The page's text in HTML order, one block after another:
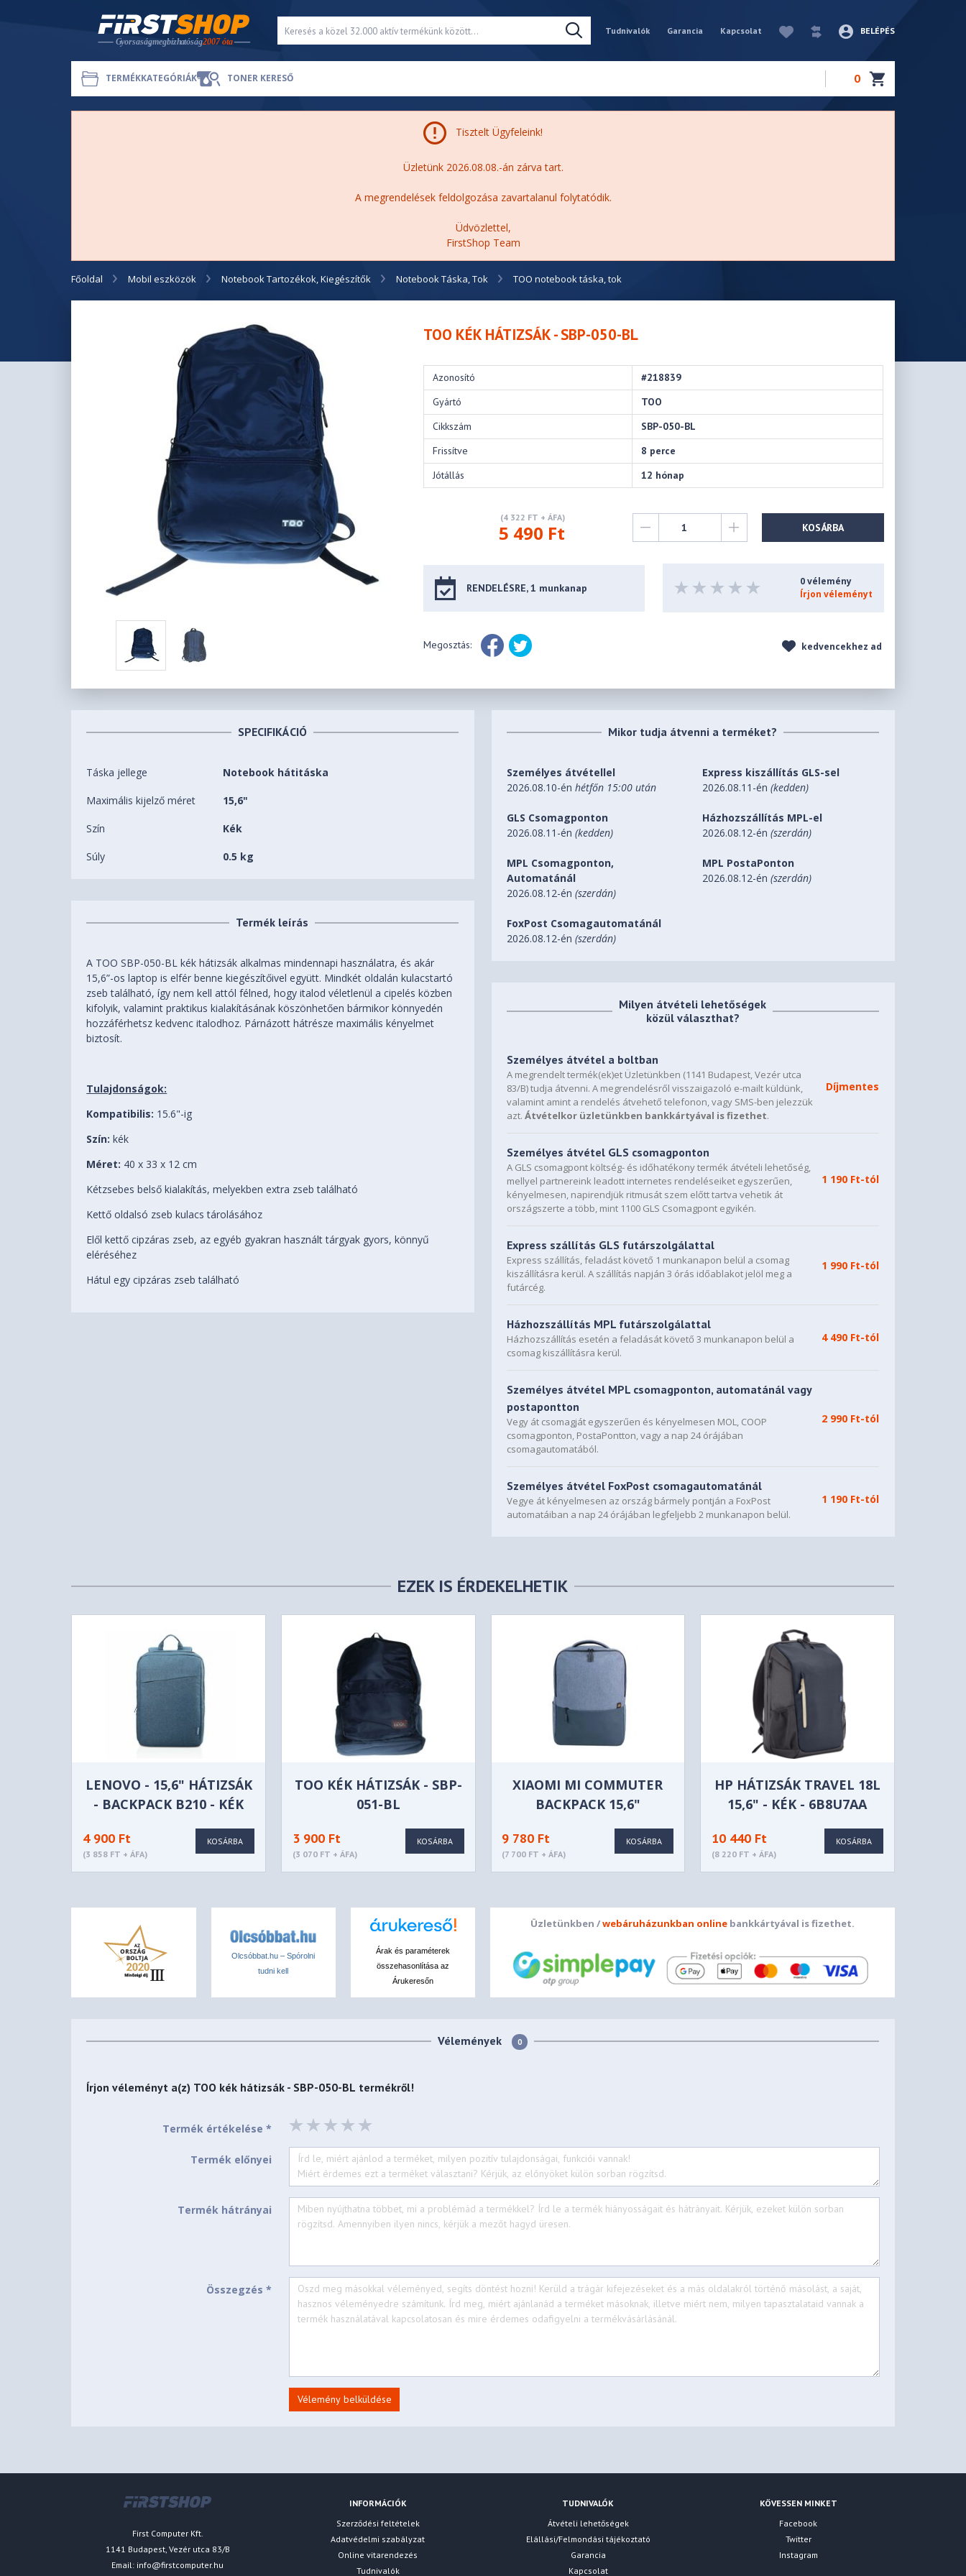
Tudnivalók Garancia Kapcsolat BELÉPÉS
TERMÉKKATEGÓRIÁK TONER KERESŐ 0
Tisztelt Ügyfeleink!
Üzletünk 2026.08.08.-án zárva tart.
A megrendelések feldolgozása zavartalanul folytatódik.
Üdvözlettel,
FirstShop Team
Főoldal Mobil eszközök Notebook Tartozékok, Kiegészítők Notebook Táska, Tok TOO notebook táska, tok
TOO KÉK HÁTIZSÁK - SBP-050-BL
Azonosító
#218839
Gyártó
TOO
Cikkszám
SBP-050-BL
Frissítve
8 perce
Jótállás
12 hónap
(4 322 FT + ÁFA)
5 490 Ft KOSÁRBA
RENDELÉSRE, 1 munkanap
0 vélemény
Írjon véleményt
Megosztás: kedvencekhez ad
SPECIFIKÁCIÓ
Táska jellege Notebook hátitáska
Maximális kijelző méret 15,6"
Szín Kék
Súly 0.5 kg
Termék leírás
A TOO SBP-050-BL kék hátizsák alkalmas mindennapi használatra, és akár
15,6”-os laptop is elfér benne kiegészítőivel együtt. Mindkét oldalán kulacstartó
zseb található, így nem kell attól félned, hogy italod véletlenül a cipelés közben
kifolyik, valamint praktikus kialakításának köszönhetően bármikor könnyedén
hozzáférhetsz kedvenc italodhoz. Párnázott hátrésze maximális kényelmet
biztosít.
Tulajdonságok:
Kompatibilis: 15.6"-ig
Szín: kék
Méret: 40 x 33 x 12 cm
Kétzsebes belső kialakítás, melyekben extra zseb található
Kettő oldalsó zseb kulacs tárolásához
Elől kettő cipzáras zseb, az egyéb gyakran használt tárgyak gyors, könnyű
eléréséhez
Hátul egy cipzáras zseb található
Mikor tudja átvenni a terméket?
Személyes átvétellel
2026.08.10-énhétfőn 15:00 után
Express kiszállítás GLS-sel
2026.08.11-én (kedden)
GLS Csomagponton
2026.08.11-én(kedden)
Házhozszállítás MPL-el
2026.08.12-én (szerdán)
MPL Csomagponton,
Automatánál
2026.08.12-én(szerdán)
MPL PostaPonton
2026.08.12-én (szerdán)
FoxPost Csomagautomatánál
2026.08.12-én(szerdán)
Milyen átvételi lehetőségek
közül választhat?
Személyes átvétel a boltban
A megrendelt termék(ek)et Üzletünkben (1141 Budapest, Vezér utca
83/B) tudja átvenni. A megrendelésről visszaigazoló e-mailt küldünk,
valamint amint a rendelés átvehető telefonon, vagy SMS-ben jelezzük
azt.Átvételkor üzletünkben bankkártyával is fizethet.
Díjmentes
Személyes átvétel GLS csomagponton
A GLS csomagpont költség- és időhatékony termék átvételi lehetőség,
mellyel partnereink leadott internetes rendeléseiket egyszerűen,
kényelmesen, napirendjük ritmusát szem előtt tartva vehetik át
országszerte a több, mint 1100 GLS Csomagpont egyikén.
1 190 Ft-tól
Express szállítás GLS futárszolgálattal
Express szállítás, feladást követő 1 munkanapon belül a csomag
kiszállításra kerül. A szállítás napján 3 órás időablakot jelöl meg a
futárcég.
1 990 Ft-tól
Házhozszállítás MPL futárszolgálattal
Házhozszállítás esetén a feladását követő 3 munkanapon belül a
csomag kiszállításra kerül.
4 490 Ft-tól
Személyes átvétel MPL csomagponton, automatánál vagy
postapontton
Vegy át csomagját egyszerűen és kényelmesen MOL, COOP
csomagponton, PostaPontton, vagy a nap 24 órájában
csomagautomatából.
2 990 Ft-tól
Személyes átvétel FoxPost csomagautomatánál
Vegye át kényelmesen az ország bármely pontján a FoxPost
automatáiban a nap 24 órájában legfeljebb 2 munkanapon belül.
1 190 Ft-tól
EZEK IS ÉRDEKELHETIK
LENOVO - 15,6" HÁTIZSÁK
- BACKPACK B210 - KÉK
4 900 Ft
(3 858 FT + ÁFA)
KOSÁRBA
TOO KÉK HÁTIZSÁK - SBP-
051-BL
3 900 Ft
(3 070 FT + ÁFA)
KOSÁRBA
XIAOMI MI COMMUTER
BACKPACK 15,6"
HÁTIZSÁK - BHR4905GL
9 780 Ft
(7 700 FT + ÁFA)
KOSÁRBA
HP HÁTIZSÁK TRAVEL 18L
15,6" - KÉK - 6B8U7AA
10 440 Ft
(8 220 FT + ÁFA)
KOSÁRBA
Olcsóbbat.hu – Spórolni
tudni kell
Árak és paraméterek
összehasonlítása az
Árukeresőn
Üzletünkben /webáruházunkban online bankkártyával is fizethet.
Vélemények 0
Írjon véleményt a(z) TOO kék hátizsák - SBP-050-BL termékről!
Termék értékelése *
Termék előnyei
Termék hátrányai
Összegzés *
Vélemény belküldése
First Computer Kft.
1141 Budapest, Vezér utca 83/B
Email: info@firstcomputer.hu
INFORMÁCIÓK
Szerződési feltételek
Adatvédelmi szabályzat
Online vitarendezés
Tudnivalók
TUDNIVALÓK
Átvételi lehetőségek
Elállási/Felmondási tájékoztató
Garancia
Kapcsolat
KÖVESSEN MINKET
Facebook
Twitter
Instagram